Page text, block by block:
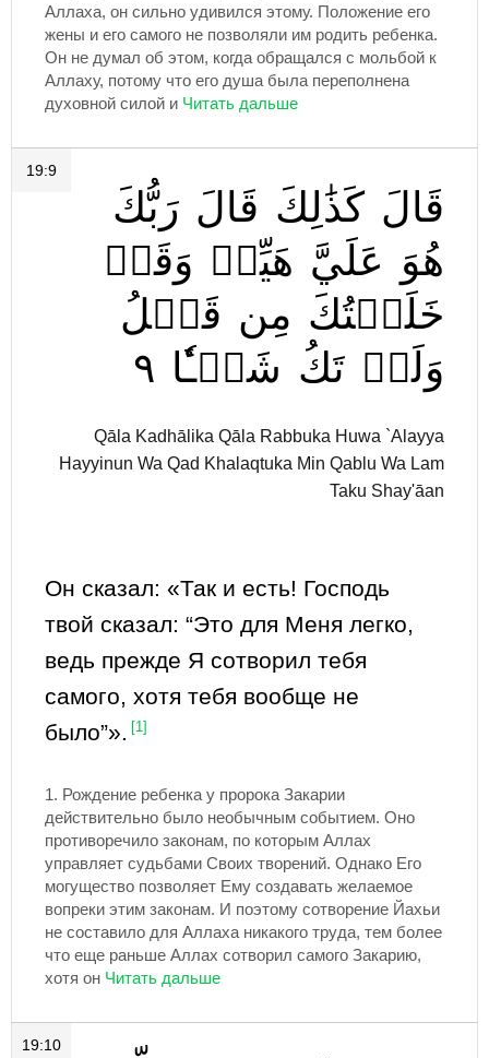
Аллаха, он сильно удивился этому. Положение его
жены и его самого не позволяли им родить ребенка.
Он не думал об этом, когда обращался с мольбой к
Аллаху, потому что его душа была переполнена
духовной силой и
19:9
قَالَ كَذَٰلِكَ قَالَ رَبُّكَ
هُوَ عَلَيَّ هَيِّنٞ وَقَدۡ
خَلَقۡتُكَ مِن قَبۡلُ
وَلَمۡ تَكُ شَيۡـٔٗا ٩
Qāla Kadhālika Qāla Rabbuka Huwa `Alayya
Hayyinun Wa Qad Khalaqtuka Min Qablu Wa Lam
Taku Shay'āan
Он сказал: «Так и есть! Господь
твой сказал: “Это для Меня легко,
ведь прежде Я сотворил тебя
самого, хотя тебя вообще не
было”».
[1]
1. Рождение ребенка у пророка Закарии
действительно было необычным событием. Оно
противоречило законам, по которым Аллах
управляет судьбами Своих творений. Однако Его
могущество позволяет Ему создавать желаемое
вопреки этим законам. И поэтому сотворение Йахьи
не составило для Аллаха никакого труда, тем более
что еще раньше Аллах сотворил самого Закарию,
хотя он
19:10